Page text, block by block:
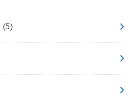
(5)